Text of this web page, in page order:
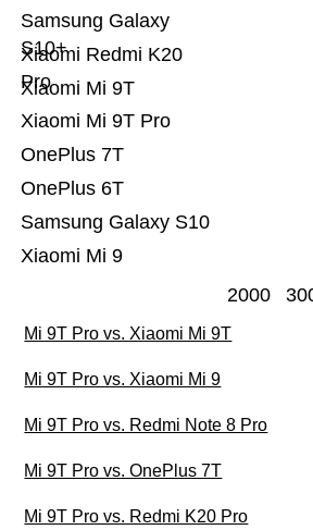
Xiaomi Mi 9
Samsung Galaxy S10
OnePlus 6T
OnePlus 7T
Xiaomi Mi 9T Pro
Xiaomi Mi 9T
Xiaomi Redmi K20
Pro
Samsung Galaxy
S10+
2000
Mi 9T Pro vs. Xiaomi Mi 9T
Mi 9T Pro vs. Xiaomi Mi 9
Mi 9T Pro vs. Redmi Note 8 Pro
Mi 9T Pro vs. OnePlus 7T
Mi 9T Pro vs. Redmi K20 Pro